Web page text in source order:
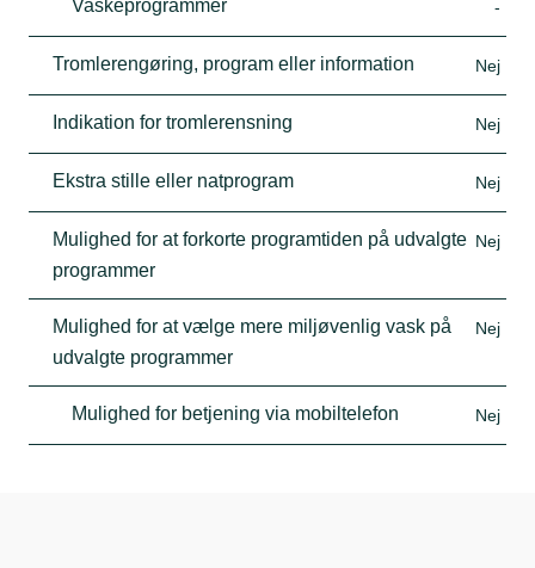
Vaskeprogrammer -
Tromlerengøring, program eller information Nej
Indikation for tromlerensning Nej
Ekstra stille eller natprogram Nej
Mulighed for at forkorte programtiden på udvalgte
programmer
Nej
Mulighed for at vælge mere miljøvenlig vask på
udvalgte programmer
Nej
Mulighed for betjening via mobiltelefon Nej